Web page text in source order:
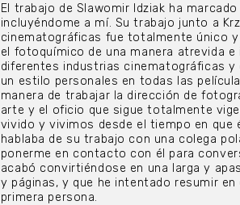
El trabajo de Slawomir Idziak ha
incluyéndome a mí. Su trabajo junto a
cinematográficas fue totalmente único
el fotoquímico de una manera atrevida
diferentes industrias cinematográficas
un estilo personales en todas las
manera de trabajar la dirección de
arte y el oficio que sigue totalmente
vivido y vivimos desde el tiempo en que
hablaba de su trabajo con una colega
ponerme en contacto con él para
acabó convirtiéndose en una larga y
y páginas, y que he intentado resumir
primera persona.